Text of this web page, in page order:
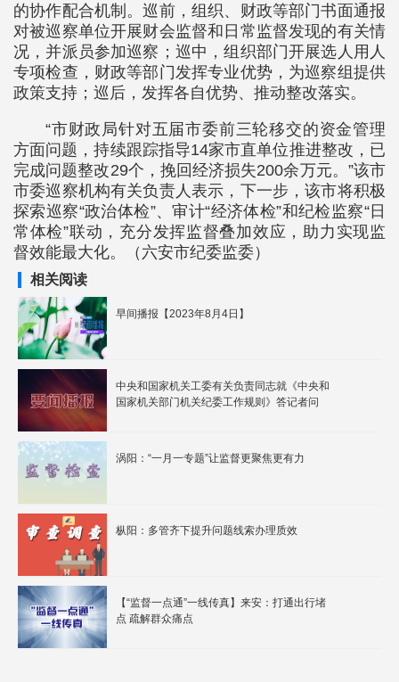
的协作配合机制。巡前，组织、财政等部门书面通报
对被巡察单位开展财会监督和日常监督发现的有关情
况，并派员参加巡察；巡中，组织部门开展选人用人
专项检查，财政等部门发挥专业优势，为巡察组提供
政策支持；巡后，发挥各自优势、推动整改落实。
“市财政局针对五届市委前三轮移交的资金管理
方面问题，持续跟踪指导14家市直单位推进整改，已
完成问题整改29个，挽回经济损失200余万元。”该市
市委巡察机构有关负责人表示，下一步，该市将积极
探索巡察“政治体检”、审计“经济体检”和纪检监察“日
常体检”联动，充分发挥监督叠加效应，助力实现监
督效能最大化。（六安市纪委监委）
相关阅读
早间播报【2023年8月4日】
中央和国家机关工委有关负责同志就《中央和
国家机关部门机关纪委工作规则》答记者问
涡阳：“一月一专题”让监督更聚焦更有力
枞阳：多管齐下提升问题线索办理质效
【“监督一点通”一线传真】来安：打通出行堵
点 疏解群众痛点